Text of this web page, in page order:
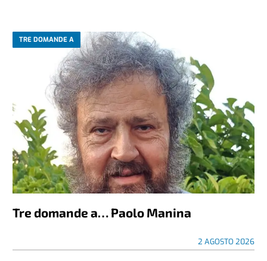
TRE DOMANDE A
Tre domande a… Paolo Manina
2 AGOSTO 2026